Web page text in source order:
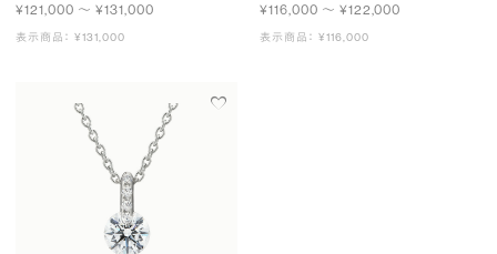
¥121,000 〜 ¥131,000
表示商品： ¥131,000
¥116,000 〜 ¥122,000
表示商品： ¥116,000